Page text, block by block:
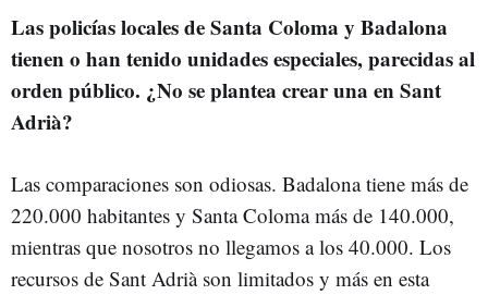
Las policías locales de Santa Coloma y Badalona
tienen o han tenido unidades especiales, parecidas al
orden público. ¿No se plantea crear una en Sant
Adrià?
Las comparaciones son odiosas. Badalona tiene más de
220.000 habitantes y Santa Coloma más de 140.000,
mientras que nosotros no llegamos a los 40.000. Los
recursos de Sant Adrià son limitados y más en esta